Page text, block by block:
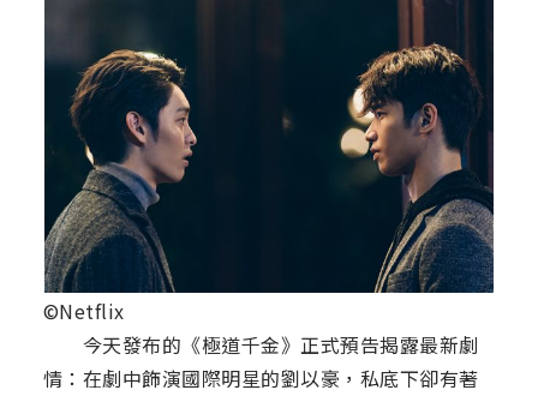
©Netflix
今天發布的《極道千金》正式預告揭露最新劇
情：在劇中飾演國際明星的劉以豪，私底下卻有著